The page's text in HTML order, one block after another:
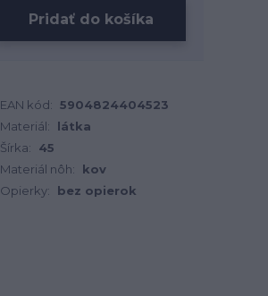
Pridať do košíka
EAN kód: 5904824404523
Materiál:
látka
Šírka:
45
Materiál nôh:
kov
Opierky: bez opierok